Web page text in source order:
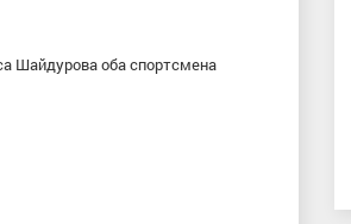
Шайдурова оба спортсмена